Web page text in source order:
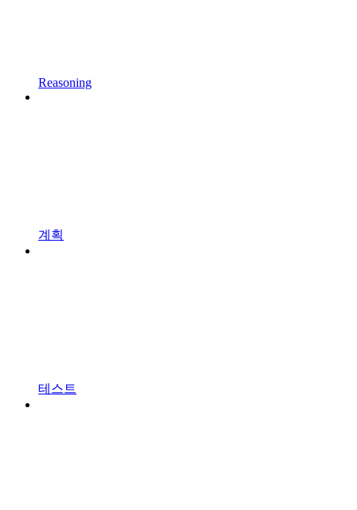
Reasoning
계획
테스트